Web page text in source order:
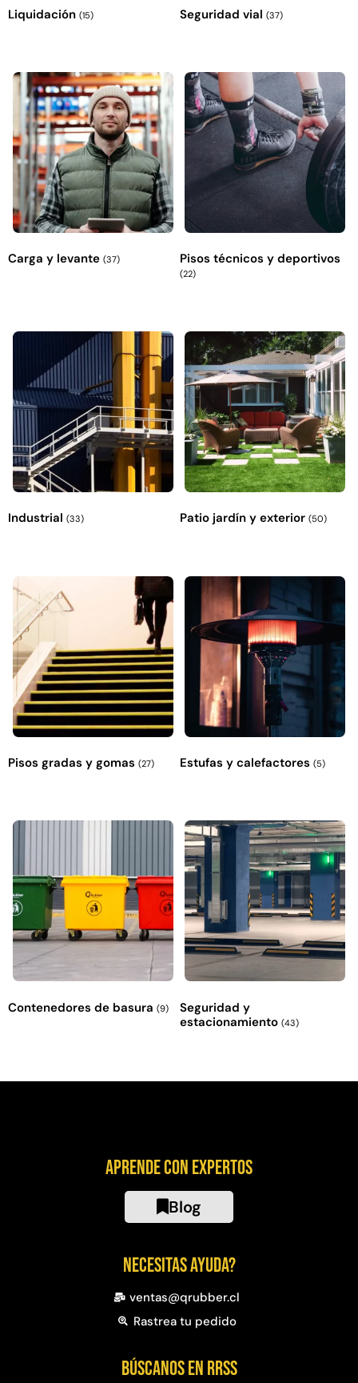
Liquidación (15) Seguridad vial (37)
Carga y levante (37) Pisos técnicos y deportivos
(22)
Industrial (33) Patio jardín y exterior (50)
Pisos gradas y gomas (27) Estufas y calefactores (5)
Contenedores de basura (9)
Seguridad y
estacionamiento (43)
Aprende con expertos
Blog
Necesitas ayuda?
ventas@qrubber.cl
Rastrea tu pedido
Búscanos en RRSS